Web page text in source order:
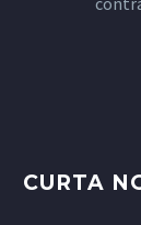
CURTA